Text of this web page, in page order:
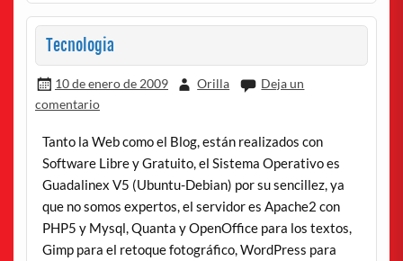
Tecnologia
10 de enero de 2009 Orilla
Deja un
comentario
Tanto la Web como el Blog, están realizados con
Software Libre y Gratuito, el Sistema Operativo es
Guadalinex V5 (Ubuntu-Debian) por su sencillez, ya
que no somos expertos, el servidor es Apache2 con
PHP5 y Mysql, Quanta y OpenOffice para los textos,
Gimp para el retoque fotográfico, WordPress para